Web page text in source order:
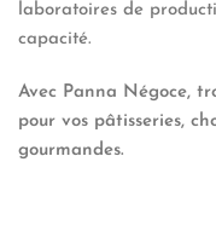
laboratoires de
capacité.
Avec Panna Négoce,
pour vos pâtisseries,
gourmandes.